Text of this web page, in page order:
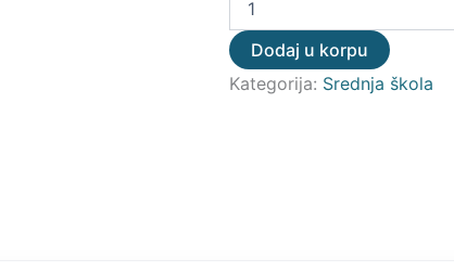
Dodaj u korpu
Kategorija: Srednja škola